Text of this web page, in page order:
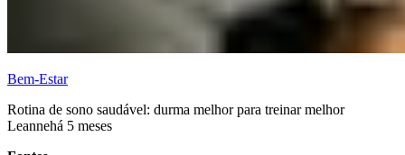
Bem-Estar
Rotina de sono saudável: durma melhor para treinar melhor
Leannehá 5 meses